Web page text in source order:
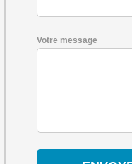
Votre message